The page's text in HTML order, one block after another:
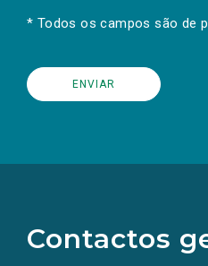
* Todos os campos são de
Contactos
redes
sociais